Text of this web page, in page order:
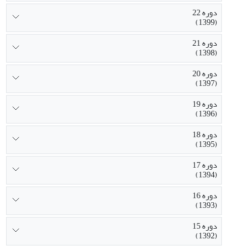
دوره 22
(1399)
دوره 21
(1398)
دوره 20
(1397)
دوره 19
(1396)
دوره 18
(1395)
دوره 17
(1394)
دوره 16
(1393)
دوره 15
(1392)